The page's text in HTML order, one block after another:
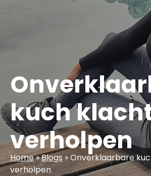
kuch
verholpen
Home»Blogs »Onverklaarbare
verholpen